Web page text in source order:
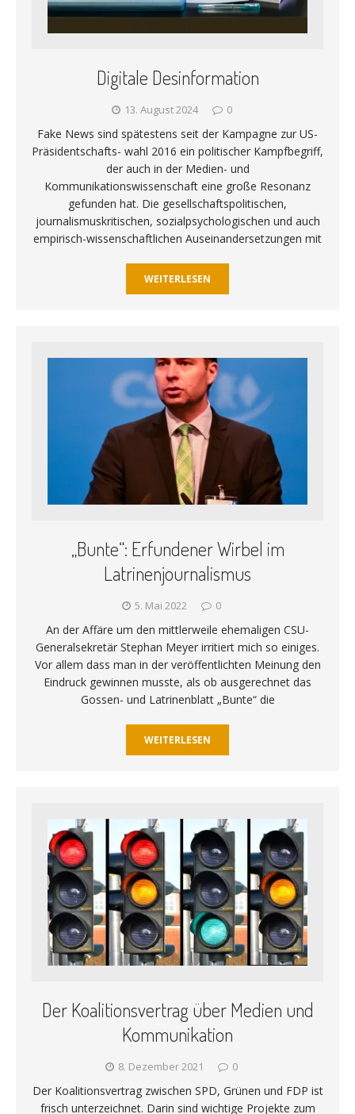
Digitale Desinformation
13. August 2024 0
Fake News sind spätestens seit der Kampagne zur US-
Präsidentschafts- wahl 2016 ein politischer Kampfbegriff,
der auch in der Medien- und
Kommunikationswissenschaft eine große Resonanz
gefunden hat. Die gesellschaftspolitischen,
journalismuskritischen, sozialpsychologischen und auch
empirisch-wissenschaftlichen Auseinandersetzungen mit
WEITERLESEN
„Bunte“: Erfundener Wirbel im
Latrinenjournalismus
5. Mai 2022 0
An der Affäre um den mittlerweile ehemaligen CSU-
Generalsekretär Stephan Meyer irritiert mich so einiges.
Vor allem dass man in der veröffentlichten Meinung den
Eindruck gewinnen musste, als ob ausgerechnet das
Gossen- und Latrinenblatt „Bunte“ die
WEITERLESEN
Der Koalitionsvertrag über Medien und
Kommunikation
8. Dezember 2021 0
Der Koalitionsvertrag zwischen SPD, Grünen und FDP ist
frisch unterzeichnet. Darin sind wichtige Projekte zum